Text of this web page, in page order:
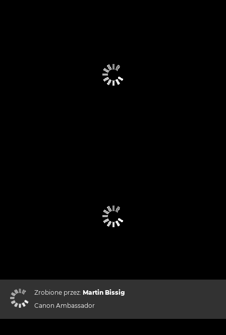
Zrobione przez: Martin Bissig
Canon Ambassador